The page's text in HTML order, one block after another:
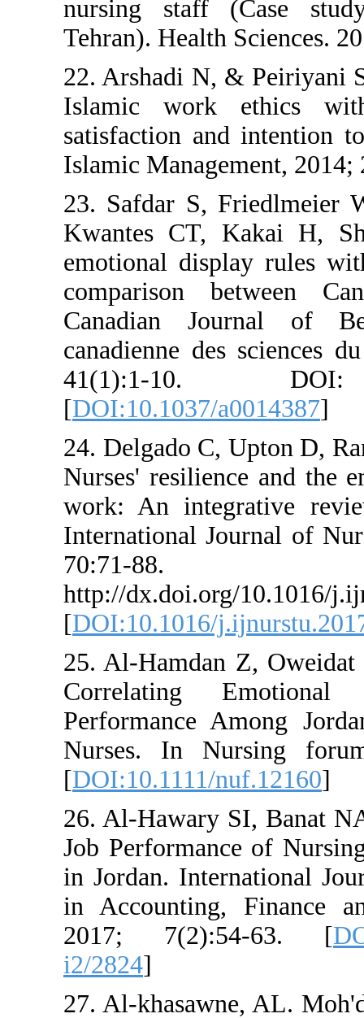
nursing staff
Tehran). Health
22. Arshadi N, &
Islamic work
satisfaction and
Islamic
23. Safdar S,
Kwantes CT,
emotional display
comparison
Canadian
canadienne des
41(1):1-10.
[DOI:10.1037/
24. Delgado C,
Nurses' resilience
work: An
International
70:71-88.
http://dx.doi.org/
[DOI:10.1016/
25. Al‐Hamdan Z,
Correlating
Performance
Nurses. In
[DOI:10.1111/
26. Al-Hawary SI,
Job Performance
in Jordan.
in Accounting,
2017;
27. Al-khasawne,